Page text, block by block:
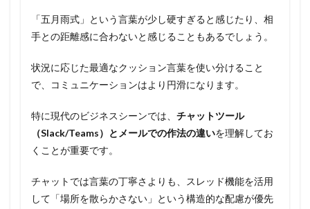
「五月雨式」という言葉が少し硬すぎると感じたり、相
手との距離感に合わないと感じることもあるでしょう。
状況に応じた最適なクッション言葉を使い分けること
で、コミュニケーションはより円滑になります。
特に現代のビジネスシーンでは、 チャットツール
（Slack/Teams）とメールでの作法の違いを理解してお
くことが重要です。
チャットでは言葉の丁寧さよりも、スレッド機能を活用
して「場所を散らかさない」という構造的な配慮が優先